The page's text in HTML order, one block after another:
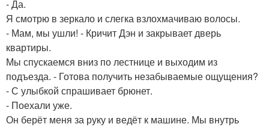
- Да.
Я смотрю в зеркало и слегка взлохмачиваю волосы.
- Мам, мы ушли! - Кричит Дэн и закрывает дверь
квартиры.
Мы спускаемся вниз по лестнице и выходим из
подъезда. - Готова получить незабываемые ощущения?
- С улыбкой спрашивает брюнет.
- Поехали уже.
Он берёт меня за руку и ведёт к машине. Мы внутрь